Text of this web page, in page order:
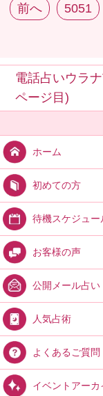
前へ 5051
電話占いウラ
ページ目)
ホーム
初めての方
待機スケジュー
お客様の声
公開メール占い
人気占術
よくあるご質問
イベントアーカ